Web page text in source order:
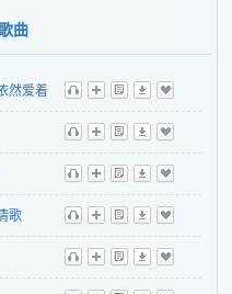
曲
然爱着
听 播 歌 下 收
听
播 歌 下 收
听
播 歌 下 收
歌
听
播 歌 下 收
听
播 歌 下 收